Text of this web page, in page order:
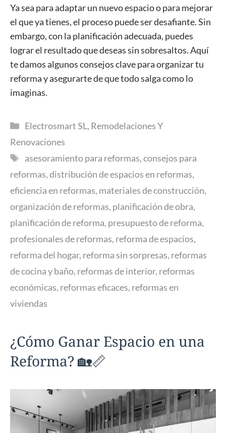
Ya sea para adaptar un nuevo espacio o para mejorar
el que ya tienes, el proceso puede ser desafiante. Sin
embargo, con la planificación adecuada, puedes
lograr el resultado que deseas sin sobresaltos. Aquí
te damos algunos consejos clave para organizar tu
reforma y asegurarte de que todo salga como lo
imaginas.
Categorías
Electrosmart SL, Remodelaciones Y
Renovaciones
Etiquetas
asesoramiento para reformas,consejos para
reformas,distribución de espacios en reformas,
eficiencia en reformas, materiales de construcción,
organización de reformas, planificación de obra,
planificación de reforma, presupuesto de reforma,
profesionales de reformas, reforma de espacios,
reforma del hogar, reforma sin sorpresas, reformas
de cocina y baño, reformas de interior, reformas
económicas, reformas eficaces, reformas en
viviendas
¿Cómo Ganar Espacio en una
Reforma? 🏡📏